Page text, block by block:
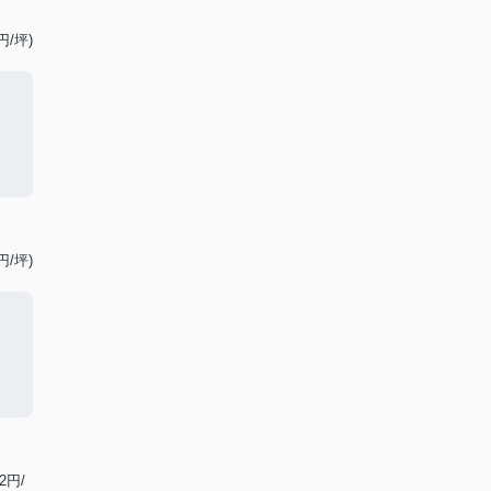
/坪)
/坪)
円/